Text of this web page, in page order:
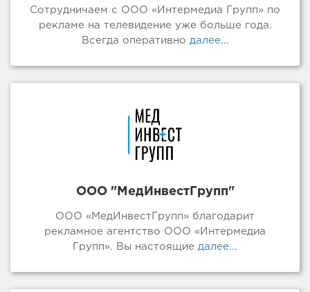
Сотрудничаем с ООО «Интермедиа Групп» по
рекламе на телевидение уже больше года.
Всегда оперативно далее...
ООО "МедИнвестГрупп"
ООО «МедИнвестГрупп» благодарит
рекламное агентство ООО «Интермедиа
Групп». Вы настоящие далее...